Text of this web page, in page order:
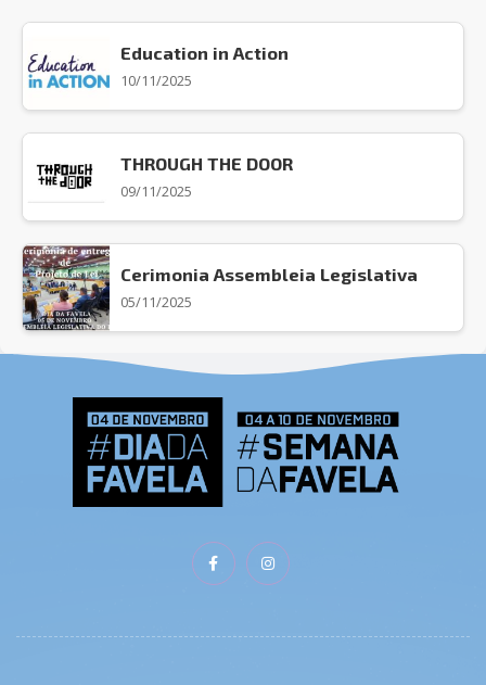
Education in Action
10/11/2025
THROUGH THE DOOR
09/11/2025
Cerimonia Assembleia Legislativa
05/11/2025